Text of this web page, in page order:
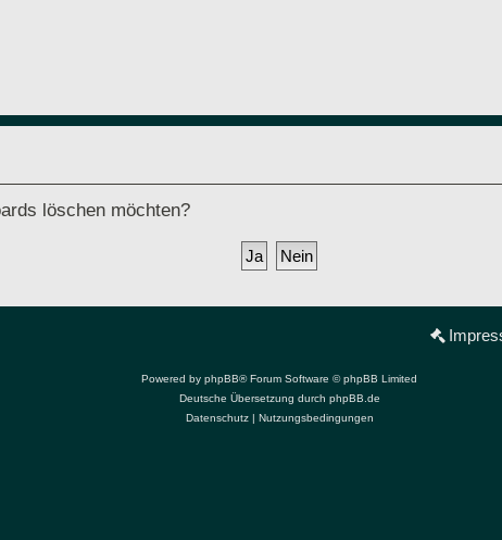
löschen möchten?
Powered by phpBB® Forum Software © phpBB Limited
Deutsche Übersetzung durch phpBB.de
Datenschutz| Nutzungsbedingungen